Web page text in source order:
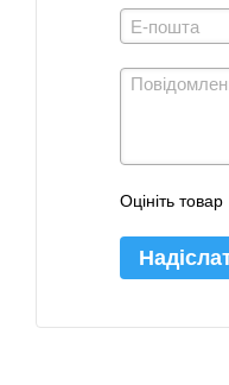
Оцініть товар